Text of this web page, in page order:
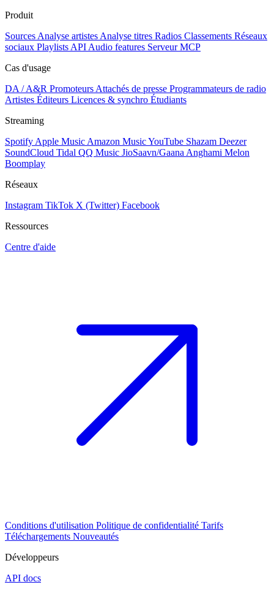
Produit
Sources Analyse artistes Analyse titres Radios Classements Réseaux
sociaux Playlists API Audio features Serveur MCP
Cas d'usage
DA / A&R Promoteurs Attachés de presse Programmateurs de radio
Artistes Éditeurs Licences & synchro Étudiants
Streaming
Spotify Apple Music Amazon MusicYouTube Shazam Deezer
SoundCloud Tidal QQ Music JioSaavn/Gaana Anghami Melon
Boomplay
Réseaux
Instagram TikTok X (Twitter) Facebook
Ressources
Centre d'aide
Conditions d'utilisation Politique de confidentialité Tarifs
Téléchargements Nouveautés
Développeurs
API docs